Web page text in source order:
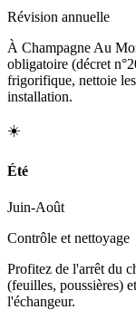
Révision annuelle
À Champagne Au
obligatoire (décret
frigorifique, nettoie
installation.
☀️
Été
Juin-Août
Contrôle et nettoyage
Profitez de l'arrêt du
(feuilles, poussières)
l'échangeur.